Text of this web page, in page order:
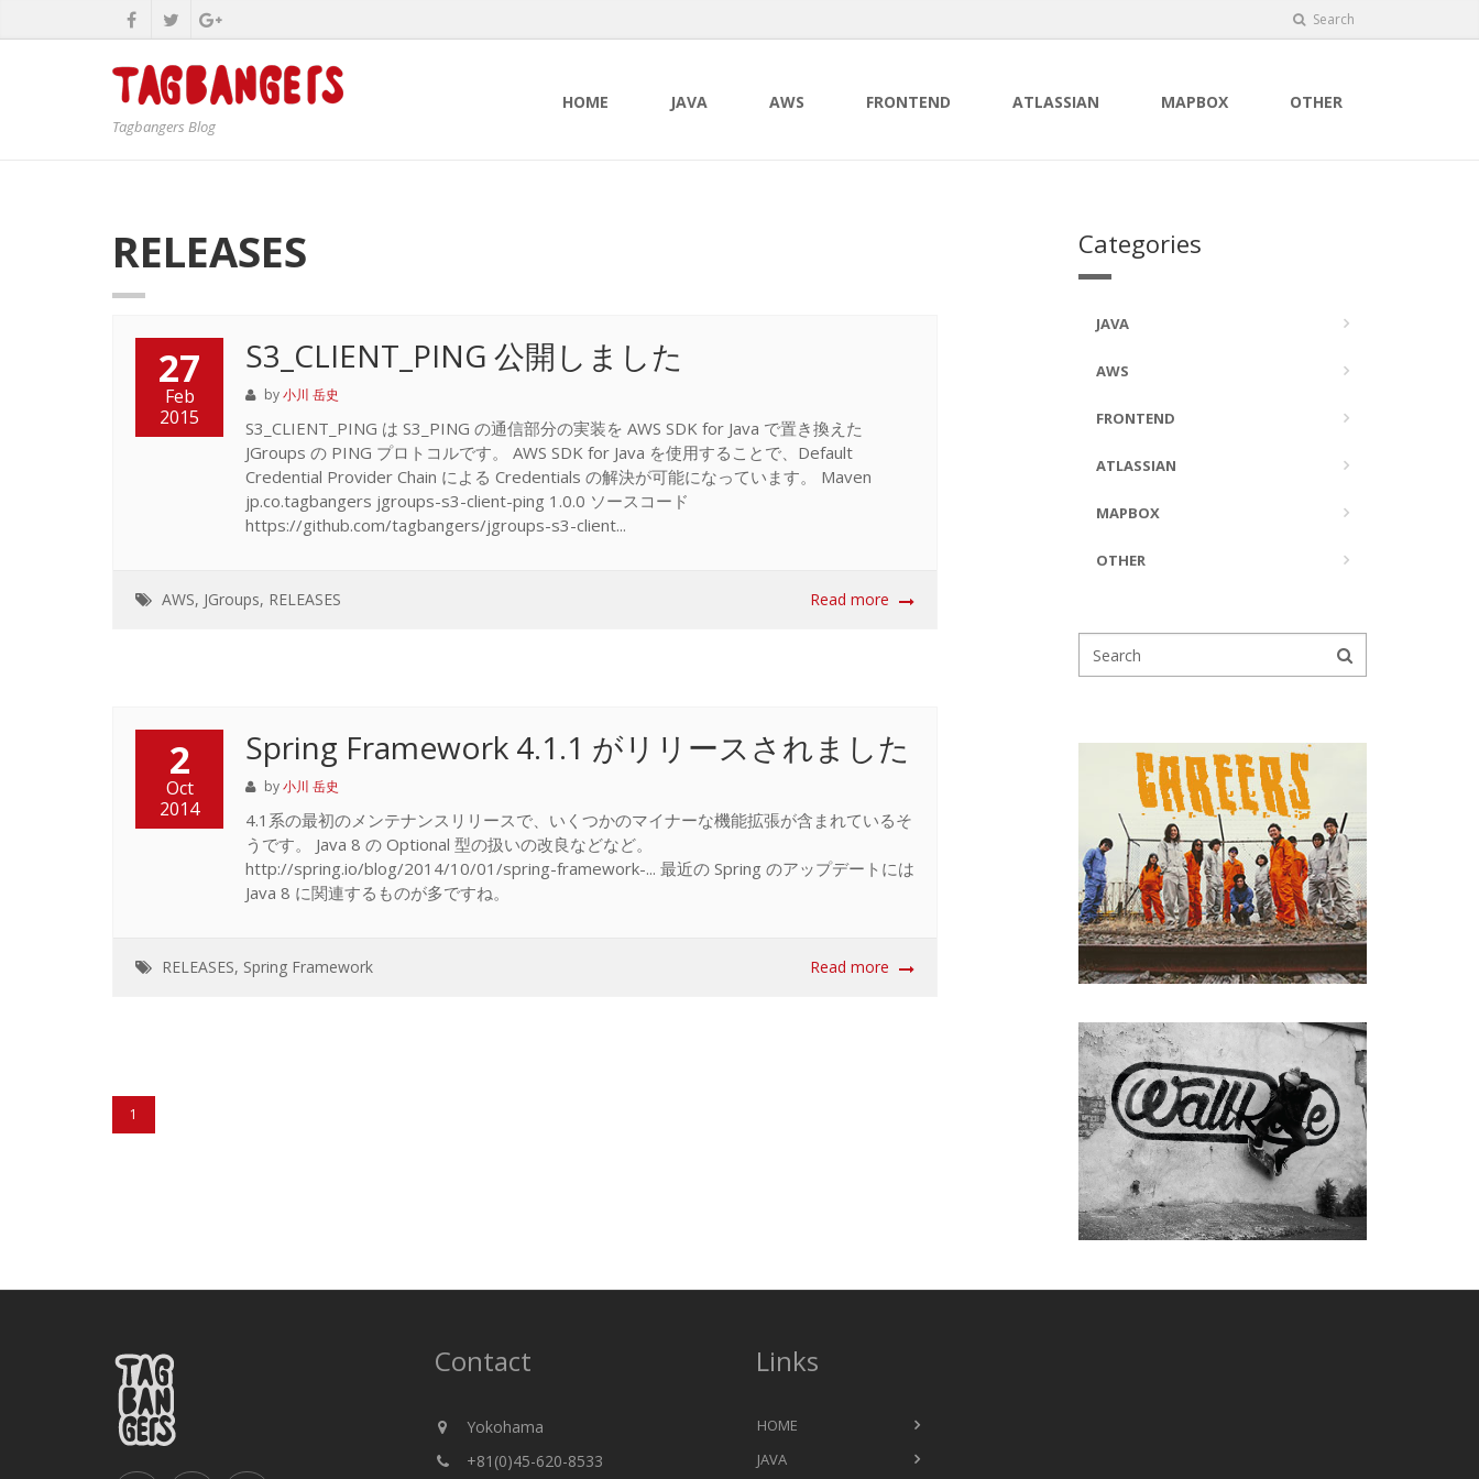
Search
Tagbangers Blog
HOME JAVA AWS FRONTEND ATLASSIAN MAPBOX OTHER
RELEASES
27
Feb
2015
S3_CLIENT_PING 公開しました
by小川 岳史
S3_CLIENT_PING は S3_PING の通信部分の実装を AWS SDK for Java で置き換えた
JGroups の PING プロトコルです。 AWS SDK for Java を使用することで、Default
Credential Provider Chain による Credentials の解決が可能になっています。 Maven
jp.co.tagbangers jgroups-s3-client-ping 1.0.0 ソースコード
https://github.com/tagbangers/jgroups-s3-client...
AWS, JGroups, RELEASES Read more
2
Oct
2014
Spring Framework 4.1.1 がリリースされました
by小川 岳史
4.1系の最初のメンテナンスリリースで、いくつかのマイナーな機能拡張が含まれているそ
うです。 Java 8 の Optional 型の扱いの改良などなど。
http://spring.io/blog/2014/10/01/spring-framework-... 最近の Spring のアップデートには
Java 8 に関連するものが多ですね。
RELEASES, Spring Framework Read more
1
Categories
JAVA
AWS
FRONTEND
ATLASSIAN
MAPBOX
OTHER
Contact
Yokohama
+81(0)45-620-8533
Links
HOME
JAVA